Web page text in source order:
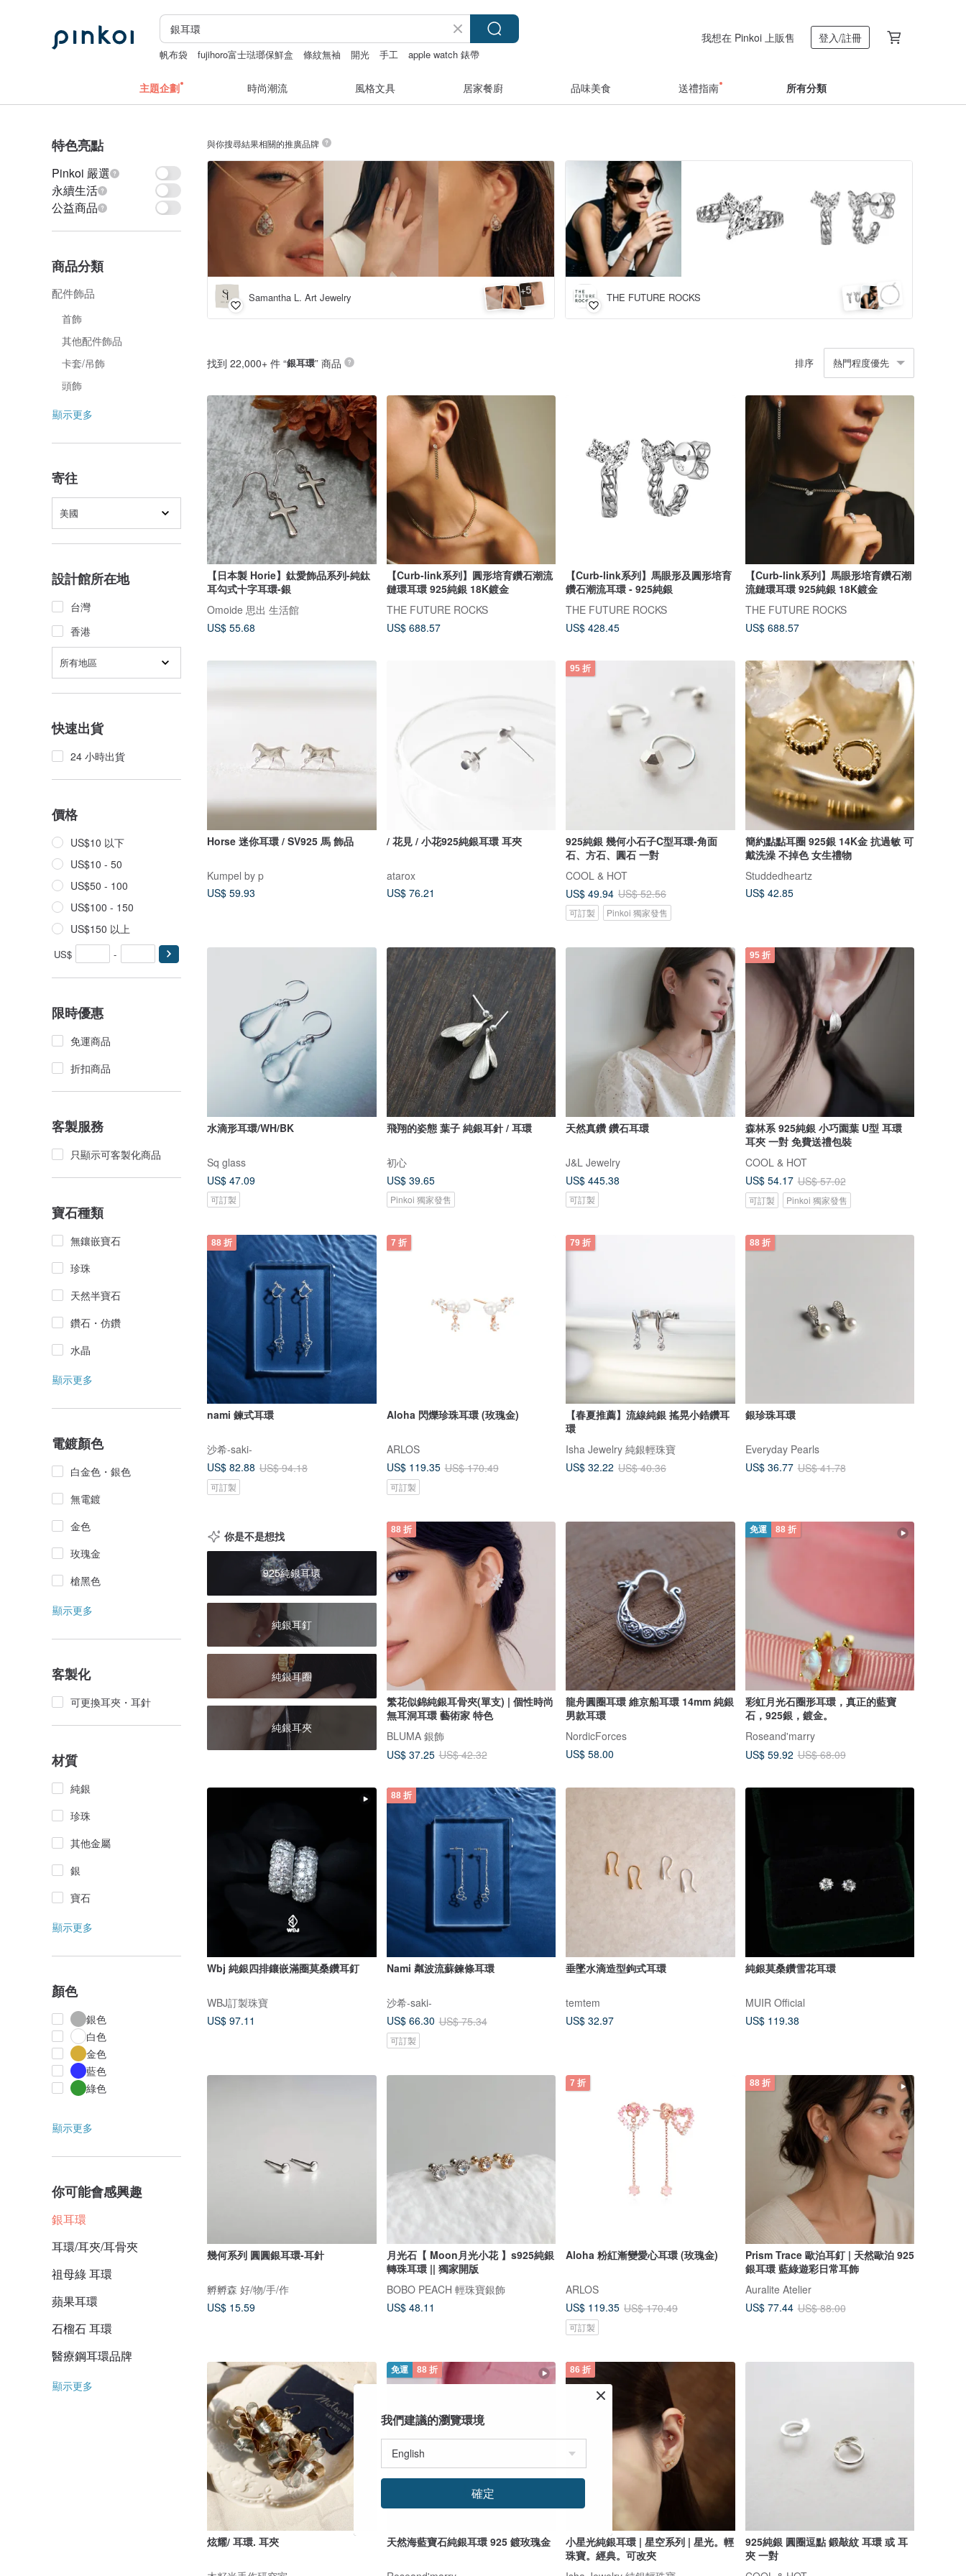
帆布袋 fujihoro富士琺瑯保鮮盒 條紋無袖 開光 手工
apple watch 錶帶
我想在 Pinkoi 上販售 登入/註冊
主題企劃 時尚潮流 風格文具 居家餐廚 品味美食 送禮指南 所有分類
特色亮點
Pinkoi 嚴選
永續生活
公益商品
商品分類
配件飾品
首飾
其他配件飾品
卡套/吊飾
頭飾
顯示更多
寄往
美國
設計館所在地
台灣
香港
所有地區
快速出貨
24 小時出貨
價格
US$10 以下
US$10 - 50
US$50 - 100
US$100 - 150
US$150 以上
US$ -
限時優惠
免運商品
折扣商品
客製服務
只顯示可客製化商品
寶石種類
無鑲嵌寶石
珍珠
天然半寶石
鑽石・仿鑽
水晶
顯示更多
電鍍顏色
白金色・銀色
無電鍍
金色
玫瑰金
槍黑色
顯示更多
客製化
可更換耳夾・耳針
材質
純銀
珍珠
其他金屬
銀
寶石
顯示更多
顏色
銀色
白色
金色
藍色
綠色
顯示更多
你可能會感興趣
銀耳環
耳環/耳夾/耳骨夾
祖母綠 耳環
蘋果耳環
石榴石 耳環
醫療鋼耳環品牌
顯示更多
與你搜尋結果相關的推廣品牌
Samantha L. Art Jewelry +5 THE FUTURE ROCKS
找到 22,000+ 件 “銀耳環” 商品 排序 熱門程度優先
【日本製 Horie】鈦愛飾品系列-純鈦
耳勾式十字耳環-銀
Omoide 思出 生活館
US$ 55.68
【Curb-link系列】圓形培育鑽石潮流
鏈環耳環 925純銀 18K鍍金
THE FUTURE ROCKS
US$ 688.57
【Curb-link系列】馬眼形及圓形培育
鑽石潮流耳環 - 925純銀
THE FUTURE ROCKS
US$ 428.45
【Curb-link系列】馬眼形培育鑽石潮
流鏈環耳環 925純銀 18K鍍金
THE FUTURE ROCKS
US$ 688.57
Horse 迷你耳環 / SV925 馬 飾品
Kumpel by p
US$ 59.93
/ 花見 / 小花925純銀耳環 耳夾
atarox
US$ 76.21
95 折
925純銀 幾何小石子C型耳環-角面
石、方石、圓石 一對
COOL & HOT
US$ 49.94 US$ 52.56
可訂製 Pinkoi 獨家發售
簡約點點耳圈 925銀 14K金 抗過敏 可
戴洗澡 不掉色 女生禮物
Studdedheartz
US$ 42.85
水滴形耳環/WH/BK
Sq glass
US$ 47.09
可訂製
飛翔的姿態 葉子 純銀耳針 / 耳環
初心
US$ 39.65
Pinkoi 獨家發售
天然真鑽 鑽石耳環
J&L Jewelry
US$ 445.38
可訂製
95 折
森林系 925純銀 小巧園葉 U型 耳環
耳夾 一對 免費送禮包裝
COOL & HOT
US$ 54.17 US$ 57.02
可訂製 Pinkoi 獨家發售
88 折
nami 鍊式耳環
沙希-saki-
US$ 82.88 US$ 94.18
可訂製
7 折
Aloha 閃爍珍珠耳環 (玫瑰金)
ARLOS
US$ 119.35 US$ 170.49
可訂製
79 折
【春夏推薦】流線純銀 搖晃小鋯鑽耳
環
Isha Jewelry 純銀輕珠寶
US$ 32.22 US$ 40.36
88 折
銀珍珠耳環
Everyday Pearls
US$ 36.77 US$ 41.78
你是不是想找
925純銀耳環
純銀耳釘
純銀耳圈
純銀耳夾
88 折
繁花似錦純銀耳骨夾(單支) | 個性時尚
無耳洞耳環 藝術家 特色
BLUMA 銀飾
US$ 37.25 US$ 42.32
龍舟圓圈耳環 維京船耳環 14mm 純銀
男款耳環
NordicForces
US$ 58.00
免運 88 折
彩虹月光石圈形耳環，真正的藍寶
石，925銀，鍍金。
Roseand'marry
US$ 59.92 US$ 68.09
Wbj 純銀四排鑲嵌滿圈莫桑鑽耳釘
WBJ訂製珠寶
US$ 97.11
88 折
Nami 粼波流蘇鍊條耳環
沙希-saki-
US$ 66.30 US$ 75.34
可訂製
垂墜水滴造型鉤式耳環
temtem
US$ 32.97
純銀莫桑鑽雪花耳環
MUIR Official
US$ 119.38
幾何系列 圓圓銀耳環-耳針
孵孵森 好/物/手/作
US$ 15.59
月光石【 Moon月光小花 】s925純銀
轉珠耳環 || 獨家開版
BOBO PEACH 輕珠寶銀飾
US$ 48.11
7 折
Aloha 粉紅漸變愛心耳環 (玫瑰金)
ARLOS
US$ 119.35 US$ 170.49
可訂製
88 折
Prism Trace 歐泊耳釘 | 天然歐泊 925
銀耳環 藍綠遊彩日常耳飾
Auralite Atelier
US$ 77.44 US$ 88.00
炫耀/ 耳環. 耳夾
免運 88 折
天然海藍寶石純銀耳環 925 鍍玫瑰金
86 折
小星光純銀耳環 | 星空系列 | 星光。輕
珠寶。經典。可改夾
925純銀 圓圈逗點 鍛敲紋 耳環 或 耳
夾 一對
我們建議的瀏覽環境
確定